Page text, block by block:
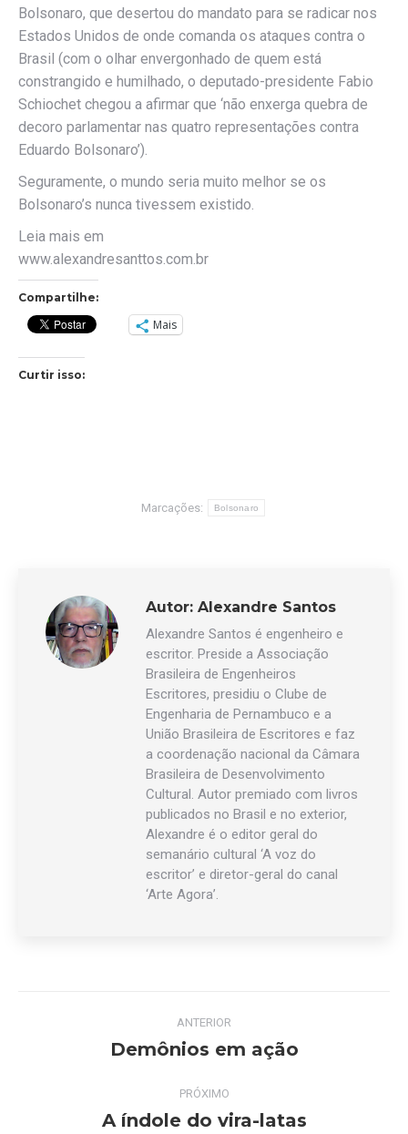
Bolsonaro, que desertou do mandato para se radicar nos
Estados Unidos de onde comanda os ataques contra o
Brasil (com o olhar envergonhado de quem está
constrangido e humilhado, o deputado-presidente Fabio
Schiochet chegou a afirmar que ‘não enxerga quebra de
decoro parlamentar nas quatro representações contra
Eduardo Bolsonaro’).
Seguramente, o mundo seria muito melhor se os
Bolsonaro’s nunca tivessem existido.
Leia mais em
www.alexandresanttos.com.br
Compartilhe:
Mais
Curtir isso:
Marcações: Bolsonaro
Autor: Alexandre Santos
Alexandre Santos é engenheiro e
escritor. Preside a Associação
Brasileira de Engenheiros
Escritores, presidiu o Clube de
Engenharia de Pernambuco e a
União Brasileira de Escritores e faz
a coordenação nacional da Câmara
Brasileira de Desenvolvimento
Cultural. Autor premiado com livros
publicados no Brasil e no exterior,
Alexandre é o editor geral do
semanário cultural ‘A voz do
escritor’ e diretor-geral do canal
‘Arte Agora’.
NavegaçãoANTERIOR
Post
Demônios em ação
PRÓXIMO
Próximo
A índole do vira-latas